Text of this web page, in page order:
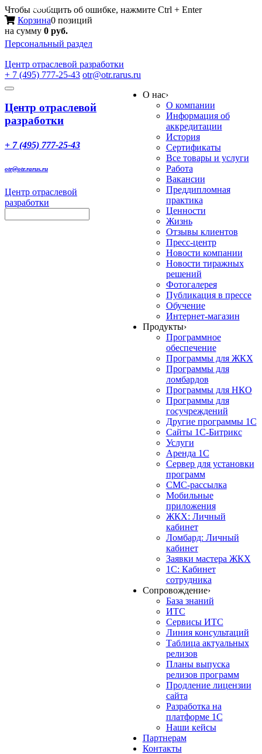
Чтобы сообщить об ошибке, нажмите Ctrl + Enter
Корзина0 позиций
на сумму 0 руб.
Персональный раздел
Центр отраслевой разработки
+ 7 (495) 777-25-43 otr@otr.rarus.ru
Toggle
Меню
Центр отраслевой
разработки
+ 7 (495) 777-25-43
otr@otr.rarus.ru
Центр отраслевой
разработки
О нас›
О компании
Информация об
аккредитации
История
Сертификаты
Все товары и услуги
Работа
Вакансии
Преддипломная
практика
Ценности
Жизнь
Отзывы клиентов
Пресс-центр
Новости компании
Новости тиражных
решений
Фотогалерея
Публикация в прессе
Обучение
Интернет-магазин
Продукты›
Программное
обеспечение
Программы для ЖКХ
Программы для
ломбардов
Программы для НКО
Программы для
госучреждений
Другие программы 1С
Сайты 1С-Битрикс
Услуги
Аренда 1С
Сервер для установки
программ
СМС-рассылка
Мобильные
приложения
ЖКХ: Личный
кабинет
Ломбард: Личный
кабинет
Заявки мастера ЖКХ
1С: Кабинет
сотрудника
Сопровождение›
База знаний
ИТС
Сервисы ИТС
Линия консультаций
Таблица актуальных
релизов
Планы выпуска
релизов программ
Продление лицензии
сайта
Разработка на
платформе 1С
Наши кейсы
Партнерам
Контакты